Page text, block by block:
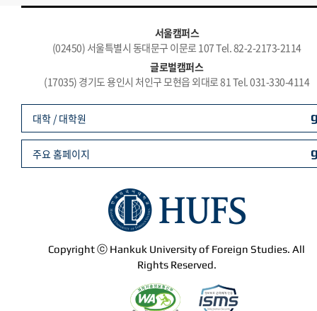
서울캠퍼스
(02450) 서울특별시 동대문구 이문로 107 Tel. 82-2-2173-2114
글로벌캠퍼스
(17035) 경기도 용인시 처인구 모현읍 외대로 81 Tel. 031-330-4114
Copyright ⓒ Hankuk University of Foreign Studies. All
Rights Reserved.
대학 / 대학원
주요 홈페이지